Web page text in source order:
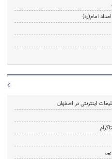
امام(ره)
اینترنتی در اصفهان